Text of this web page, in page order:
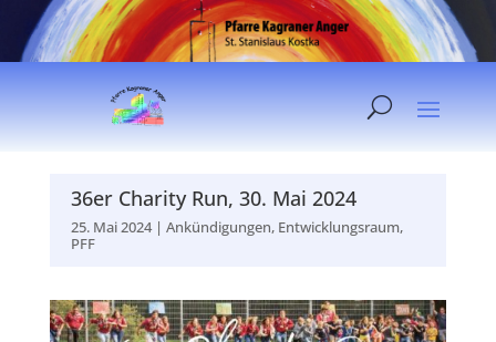
36er Charity Run, 30. Mai 2024
25. Mai 2024|Ankündigungen, Entwicklungsraum,
PFF